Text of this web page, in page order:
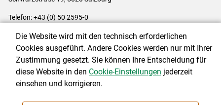
Telefon: +43 (0) 50 2595-0
Impressum|Kontakt|Datenschutzerklärung|Barrierefreiheit|
Cookie-Einstellungen
NEWSLETTER
Die Website wird mit den technisch erforderlichen
Cookies ausgeführt. Andere Cookies werden nur mit Ihrer
Zustimmung gesetzt. Sie können Ihre Entscheidung für
diese Website in den Cookie-Einstellungen jederzeit
einsehen und korrigieren.